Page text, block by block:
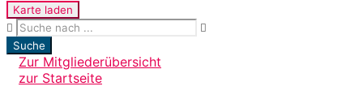
Karte laden
Suche
Zur Mitgliederübersicht
zur Startseite